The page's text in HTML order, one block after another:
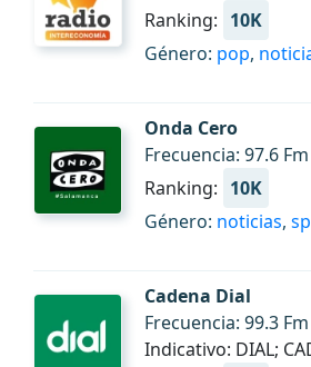
Ranking: 10K
Género: pop,
Onda Cero
Frecuencia: 97.6 Fm
Ranking: 10K
Género: noticias,
Cadena Dial
Frecuencia: 99.3 Fm
Indicativo: DIAL;